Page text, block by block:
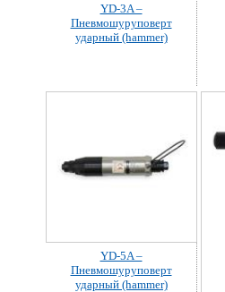
YD-3A –
Пневмошуруповерт
ударный (hammer)
YD-5A –
Пневмошуруповерт
ударный (hammer)